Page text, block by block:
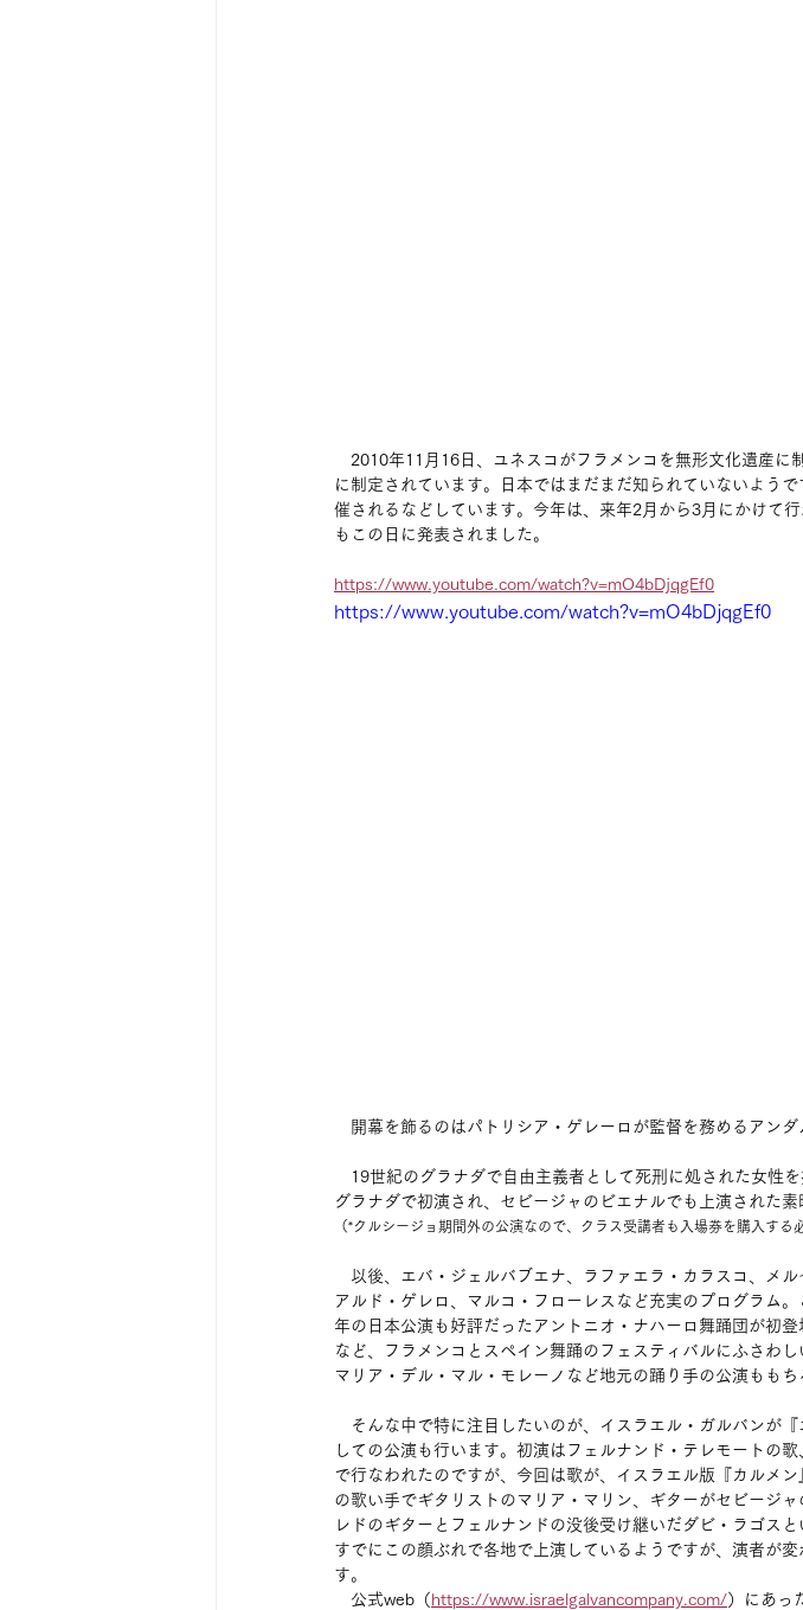
2010年11月16日、ユネスコがフラメンコを無形文化遺産に
に制定されています。日本ではまだまだ知られていないよう
催されるなどしています。今年は、来年2月から3月にかけて
もこの日に発表されました。
https://www.youtube.com/watch?v=mO4bDjqgEf0
https://www.youtube.com/watch?v=mO4bDjqgEf0
開幕を飾るのはパトリシア・ゲレーロが監督を務めるアンダ
19世紀のグラナダで自由主義者として死刑に処された女性
グラナダで初演され、セビージャのビエナルでも上演された素
（*クルシージョ期間外の公演なので、クラス受講者も入場券を購入する
以後、エバ・ジェルバブエナ、ラファエラ・カラスコ、メ
アルド・ゲレロ、マルコ・フローレスなど充実のプログラム
年の日本公演も好評だったアントニオ・ナハーロ舞踊団が初
など、フラメンコとスペイン舞踊のフェスティバルにふさわ
マリア・デル・マル・モレーノなど地元の踊り手の公演ももち
そんな中で特に注目したいのが、イスラエル・ガルバンが
しての公演も行います。初演はフェルナンド・テレモートの
で行なわれたのですが、今回は歌が、イスラエル版『カルメ
の歌い手でギタリストのマリア・マリン、ギターがセビージ
レドのギターとフェルナンドの没後受け継いだダビ・ラゴス
すでにこの顔ぶれで各地で上演しているようですが、演者が
す。
公式web（ https://www.israelgalvancompany.com/）にあっ